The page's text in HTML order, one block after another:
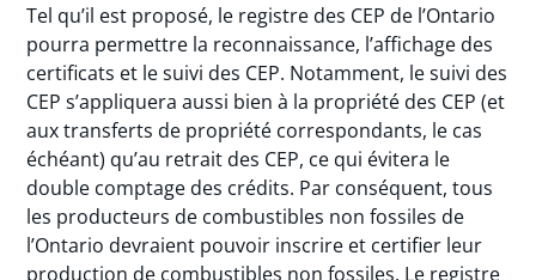
Tel qu’il est proposé, le registre des CEP de l’Ontario
pourra permettre la reconnaissance, l’affichage des
certificats et le suivi des CEP. Notamment, le suivi des
CEP s’appliquera aussi bien à la propriété des CEP (et
aux transferts de propriété correspondants, le cas
échéant) qu’au retrait des CEP, ce qui évitera le
double comptage des crédits. Par conséquent, tous
les producteurs de combustibles non fossiles de
l’Ontario devraient pouvoir inscrire et certifier leur
production de combustibles non fossiles. Le registre